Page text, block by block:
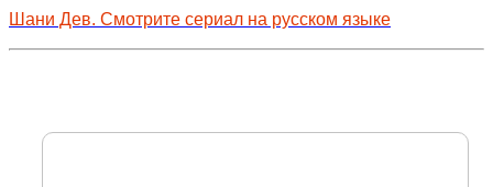
Шани Дев. Смотрите сериал на русском языке